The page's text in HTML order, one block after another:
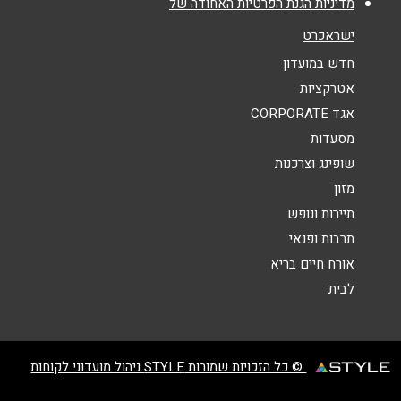
אנא חזרו אלי בקשר ל...
הודעה
ישראכרט
חדש במועדון
אטרקציות
אגד CORPORATE
מסעדות
שופינג וצרכנות
מזון
תיירות ונופש
תרבות ופנאי
אורח חיים בריא
לבית
© כל הזכויות שמורות STYLE ניהול מועדוני לקוחות